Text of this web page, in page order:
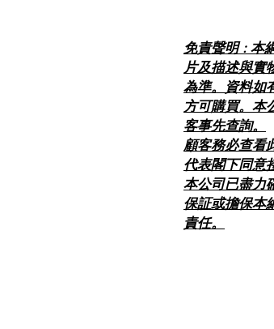
免責聲明 : 本
片及描述與實
為準。資料如
方可購買。本
客事先查詢。
顧客務必查看
代表閣下同意
本公司已盡力
保証或擔保本
責任。